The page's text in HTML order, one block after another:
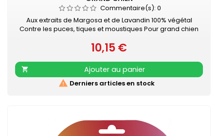
Commentaire(s): 0
Aux extraits de Margosa et de Lavandin 100% végétal
Contre les puces, tiques et moustiques Pour grand chien
réfléchissant - longueur 65 cm) Diffusion continue des
extraits de Margosa et de Lavandin Contre les puces,
tiques et moustiques Protection de 3 mois Bande
réfléchissante Résiste à...
Prix
10,15 €

Ajouter au panier
 Derniers articles en stock